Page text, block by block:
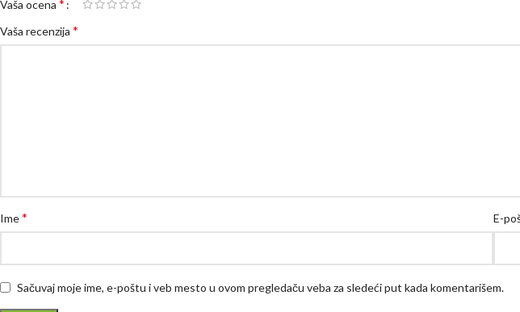
Vaša ocena *
Vaša recenzija *
Ime* E-
Sačuvaj moje ime, e-poštu i veb mesto u ovom pregledaču veba za sledeći put kada komentarišem.